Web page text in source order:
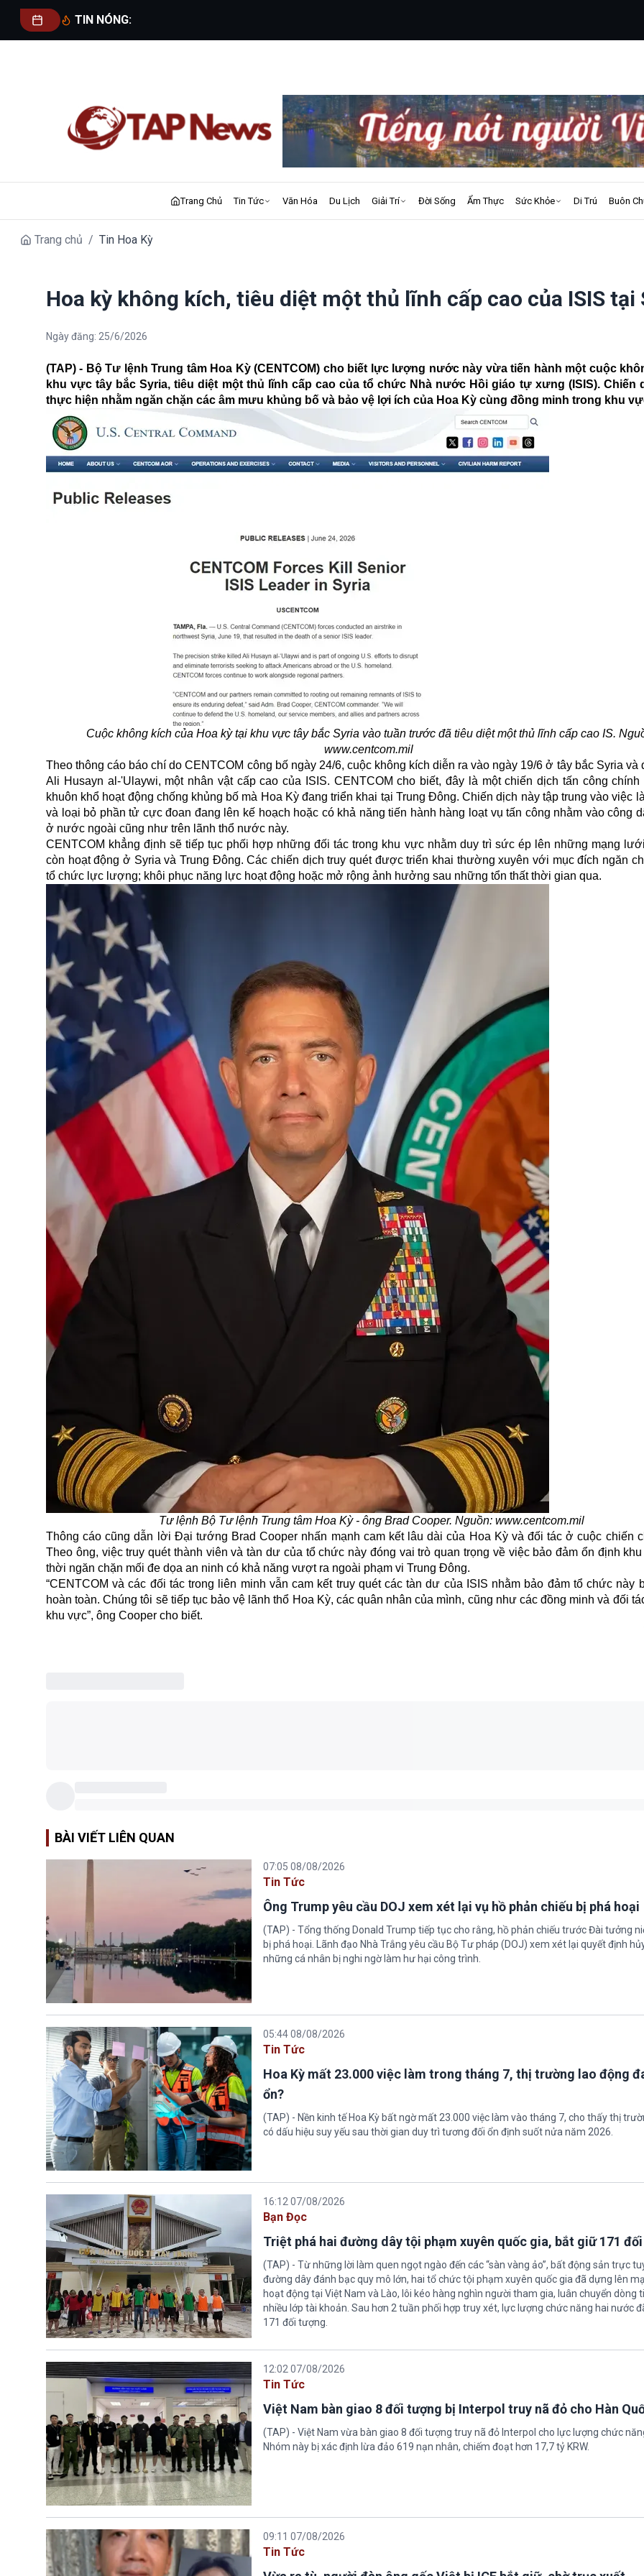
TIN NÓNG:
Trang Chủ Tin Tức Văn Hóa Du Lịch Giải Trí Đời Sống Ẩm Thực Sức Khỏe Di Trú Buôn
Trang chủ / Tin Hoa Kỳ
Hoa kỳ không kích, tiêu diệt một thủ lĩnh cấp cao của ISIS tại
Ngày đăng: 25/6/2026
(TAP) - Bộ Tư lệnh Trung tâm Hoa Kỳ (CENTCOM) cho biết lực lượng nước này vừa tiến hành một cuộc
khu vực tây bắc Syria, tiêu diệt một thủ lĩnh cấp cao của tổ chức Nhà nước Hồi giáo tự xưng (ISIS). Chiến
thực hiện nhằm ngăn chặn các âm mưu khủng bố và bảo vệ lợi ích của Hoa Kỳ cùng đồng minh trong khu
Cuộc không kích của Hoa kỳ tại khu vực tây bắc Syria vào tuần trước đã tiêu diệt một thủ lĩnh cấp cao IS.
www.centcom.mil
Theo thông cáo báo chí do CENTCOM công bố ngày 24/6, cuộc không kích diễn ra vào ngày 19/6 ở tây bắc Syria và
Ali Husayn al-'Ulaywi, một nhân vật cấp cao của ISIS. CENTCOM cho biết, đây là một chiến dịch tấn công chính
khuôn khổ hoạt động chống khủng bố mà Hoa Kỳ đang triển khai tại Trung Đông. Chiến dịch này tập trung vào việc
và loại bỏ phần tử cực đoan đang lên kế hoạch hoặc có khả năng tiến hành hàng loạt vụ tấn công nhằm vào công
ở nước ngoài cũng như trên lãnh thổ nước này.
CENTCOM khẳng định sẽ tiếp tục phối hợp những đối tác trong khu vực nhằm duy trì sức ép lên những mạng
còn hoạt động ở Syria và Trung Đông. Các chiến dịch truy quét được triển khai thường xuyên với mục đích ngăn
tổ chức lực lượng; khôi phục năng lực hoạt động hoặc mở rộng ảnh hưởng sau những tổn thất thời gian qua.
Tư lệnh Bộ Tư lệnh Trung tâm Hoa Kỳ - ông Brad Cooper. Nguồn: www.centcom.mil
Thông cáo cũng dẫn lời Đại tướng Brad Cooper nhấn mạnh cam kết lâu dài của Hoa Kỳ và đối tác ở cuộc chiến
Theo ông, việc truy quét thành viên và tàn dư của tổ chức này đóng vai trò quan trọng về việc bảo đảm ổn định
thời ngăn chặn mối đe dọa an ninh có khả năng vượt ra ngoài phạm vi Trung Đông.
“CENTCOM và các đối tác trong liên minh vẫn cam kết truy quét các tàn dư của
ISIS nhằm bảo đảm tổ chức này
hoàn toàn. Chúng tôi sẽ tiếp tục bảo vệ lãnh thổ Hoa Kỳ, các quân nhân của mình, cũng như các đồng minh và đối
khu vực”, ông Cooper cho biết.
BÀI VIẾT LIÊN QUAN
07:05 08/08/2026
Tin Tức
Ông Trump yêu cầu DOJ xem xét lại vụ hồ phản chiếu bị phá hoại
(TAP) - Tổng thống Donald Trump tiếp tục cho rằng, hồ phản chiếu trước Đài tưởng
bị phá hoại. Lãnh đạo Nhà Trắng yêu cầu Bộ Tư pháp (DOJ) xem xét lại quyết định
những cá nhân bị nghi ngờ làm hư hại công trình.
05:44 08/08/2026
Tin Tức
Hoa Kỳ mất 23.000 việc làm trong tháng 7, thị trường lao động
ổn?
(TAP) - Nền kinh tế Hoa Kỳ bất ngờ mất 23.000 việc làm vào tháng 7, cho thấy thị
có dấu hiệu suy yếu sau thời gian duy trì tương đối ổn định suốt nửa năm 2026.
16:12 07/08/2026
Bạn Đọc
Triệt phá hai đường dây tội phạm xuyên quốc gia, bắt giữ 171
(TAP) - Từ những lời làm quen ngọt ngào đến các “sàn vàng ảo”, bất động sản trực
đường dây đánh bạc quy mô lớn, hai tổ chức tội phạm xuyên quốc gia đã dựng lên
hoạt động tại Việt Nam và Lào, lôi kéo hàng nghìn người tham gia, luân chuyển dòng
nhiều lớp tài khoản. Sau hơn 2 tuần phối hợp truy xét, lực lượng chức năng hai nước
171 đối tượng.
12:02 07/08/2026
Tin Tức
Việt Nam bàn giao 8 đối tượng bị Interpol truy nã đỏ cho Hàn
(TAP) - Việt Nam vừa bàn giao 8 đối tượng truy nã đỏ Interpol cho lực lượng chức
Nhóm này bị xác định lừa đảo 619 nạn nhân, chiếm đoạt hơn 17,7 tỷ KRW.
09:11 07/08/2026
Tin Tức